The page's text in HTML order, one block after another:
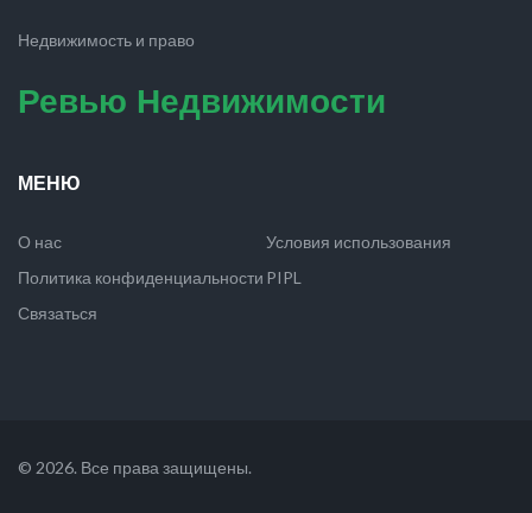
Недвижимость и право
Ревью Недвижимости
МЕНЮ
О нас
Условия использования
Политика конфиденциальности PIPL
Связаться
© 2026. Все права защищены.